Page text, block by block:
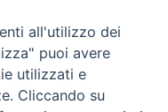
Policy Privacy
di Venezia
all'utilizzo dei
puoi avere
utilizzati e
Cliccando su